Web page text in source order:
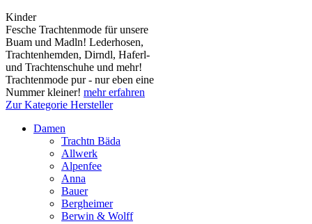
Kinder
Fesche Trachtenmode für unsere
Buam und Madln! Lederhosen,
Trachtenhemden, Dirndl, Haferl-
und Trachtenschuhe und mehr!
Trachtenmode pur - nur eben eine
Nummer kleiner! mehr erfahren
Zur Kategorie Hersteller
Damen
Trachtn Bäda
Allwerk
Alpenfee
Anna
Bauer
Bergheimer
Berwin & Wolff